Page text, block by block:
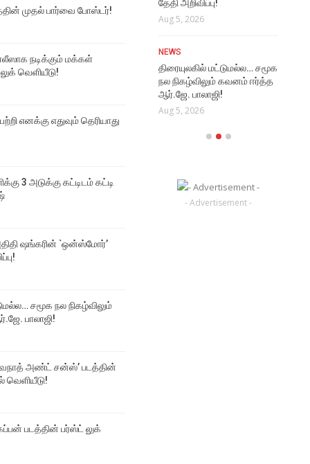
முதல் பார்வை போஸ்டர்!
நடிக்கும் மக்கள்
வெளியீடு!
எனக்கு எதுவும் தெரியாது
3 அடுக்கு கட்டிடம் கட்டி
ஷங்கரின் `ஒன்ஸ்மோர்’
சமூக நல நிகழ்விலும்
பாலாஜி!
அண்ட் சன்ஸ்’ படத்தின்
வெளியீடு!
படத்தின் பர்ஸ்ட் லுக்
NEWS
Aug 6, 2026
தேதி அறிவிப்பு!
Aug 5, 2026
NEWS
திரையுலகில் மட்டுமல்ல… சமூக
நல நிகழ்விலும் கவனம் ஈர்த்த
ஆர்.ஜே. பாலாஜி!
Aug 5, 2026
- Advertisement -